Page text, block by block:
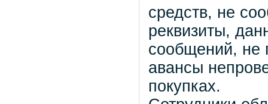
средств, не
реквизиты,
сообщений, не
авансы
покупках.